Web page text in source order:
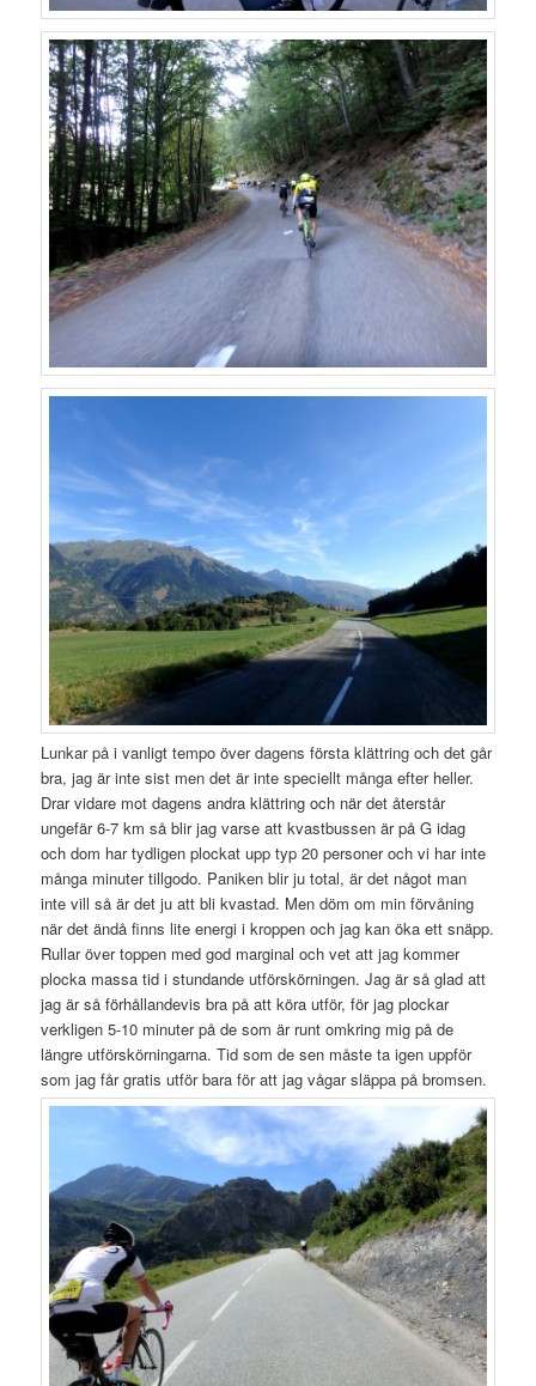
Lunkar på i vanligt tempo över dagens första klättring och det går
bra, jag är inte sist men det är inte speciellt många efter heller.
Drar vidare mot dagens andra klättring och när det återstår
ungefär 6-7 km så blir jag varse att kvastbussen är på G idag
och dom har tydligen plockat upp typ 20 personer och vi har inte
många minuter tillgodo. Paniken blir ju total, är det något man
inte vill så är det ju att bli kvastad. Men döm om min förvåning
när det ändå finns lite energi i kroppen och jag kan öka ett snäpp.
Rullar över toppen med god marginal och vet att jag kommer
plocka massa tid i stundande utförskörningen. Jag är så glad att
jag är så förhållandevis bra på att köra utför, för jag plockar
verkligen 5-10 minuter på de som är runt omkring mig på de
längre utförskörningarna. Tid som de sen måste ta igen uppför
som jag får gratis utför bara för att jag vågar släppa på bromsen.